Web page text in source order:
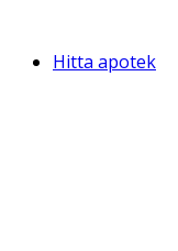
Hitta apotek